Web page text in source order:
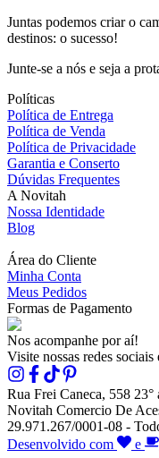
Juntas podemos criar o
destinos: o sucesso!
Junte-se a nós e seja a
Políticas
Política de Entrega
Política de Venda
Política de Privacidade
Garantia e Conserto
Dúvidas Frequentes
A Novitah
Nossa Identidade
Blog
Área do Cliente
Minha Conta
Meus Pedidos
Formas de Pagamento
Nos acompanhe por aí!
Visite nossas redes
Rua Frei Caneca, 558
Novitah Comercio De
29.971.267/0001-08 -
Desenvolvido com
e